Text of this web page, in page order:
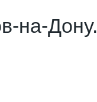
на-Дону.